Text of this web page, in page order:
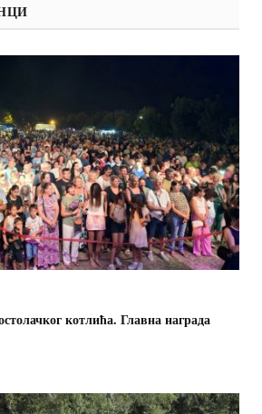
котлића. Главна награда